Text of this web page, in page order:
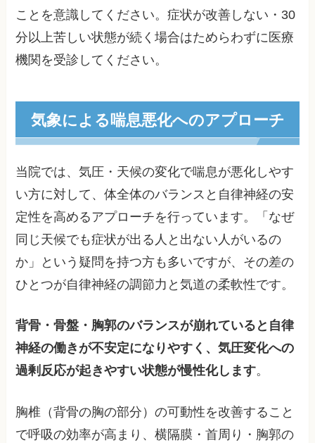
ことを意識してください。症状が改善しない・30
分以上苦しい状態が続く場合はためらわずに医療
機関を受診してください。
気象による喘息悪化へのアプローチ
当院では、気圧・天候の変化で喘息が悪化しやす
い方に対して、体全体のバランスと自律神経の安
定性を高めるアプローチを行っています。「なぜ
同じ天候でも症状が出る人と出ない人がいるの
か」という疑問を持つ方も多いですが、その差の
ひとつが自律神経の調節力と気道の柔軟性です。
背骨・骨盤・胸郭のバランスが崩れていると自律
神経の働きが不安定になりやすく、気圧変化への
過剰反応が起きやすい状態が慢性化します。
胸椎（背骨の胸の部分）の可動性を改善すること
で呼吸の効率が高まり、横隔膜・首周り・胸郭の